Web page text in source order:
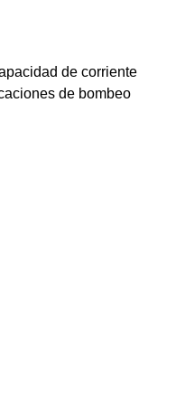
de corriente
de bombeo